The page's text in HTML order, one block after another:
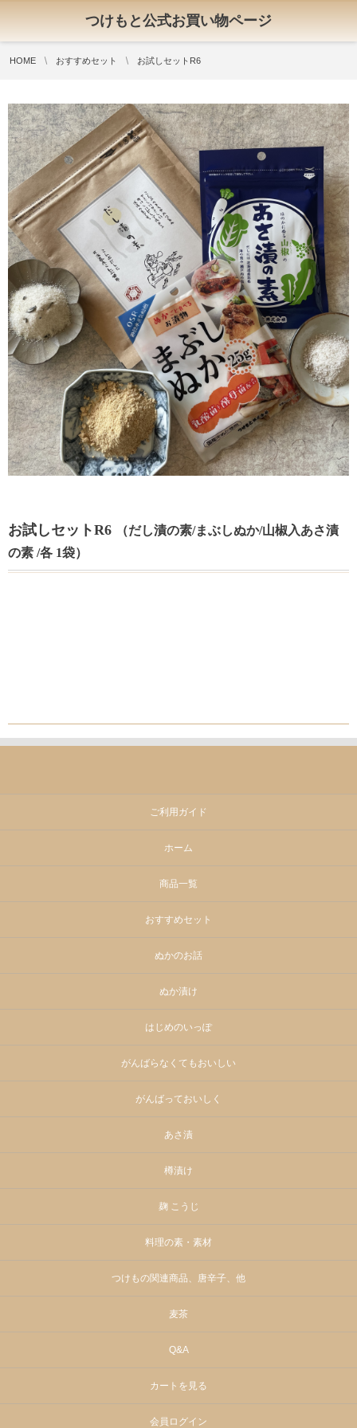
つけもと公式お買い物ページ
HOME おすすめセット お試しセットR6
お試しセットR6
（だし漬の素/まぶしぬか/山椒入あさ漬
の素 /各 1袋）
ご利用ガイド
ホーム
商品一覧
おすすめセット
ぬかのお話
ぬか漬け
はじめのいっぽ
がんばらなくてもおいしい
がんばっておいしく
あさ漬
樽漬け
麹 こうじ
料理の素・素材
つけもの関連商品、唐辛子、他
麦茶
Q&A
カートを見る
会員ログイン